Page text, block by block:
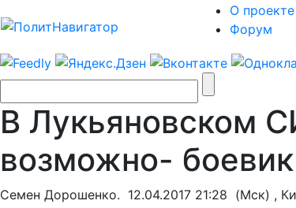
О проекте
Форум
В Лукьяновском
возможно- боевик
Семен Дорошенко. 12.04.2017 21:28 (Мск) ,